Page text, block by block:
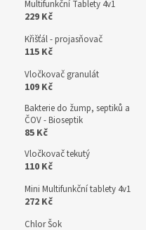
Multifunkční Tablety 4v1
229 Kč
Křišťál - projasňovač
115 Kč
Vločkovač granulát
109 Kč
Bakterie do žump, septiků a
ČOV - Bioseptik
85 Kč
Vločkovač tekutý
110 Kč
Mini Multifunkční tablety 4v1
272 Kč
Chlor Šok